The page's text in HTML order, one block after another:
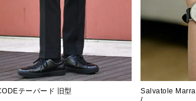
テーパード 旧型
Salvatole